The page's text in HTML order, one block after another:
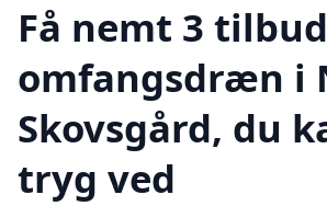
Få nemt 3
omfangsdræn i
Skovsgård, du
tryg ved